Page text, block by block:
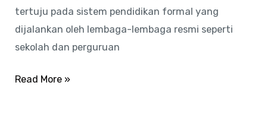
tertuju pada sistem pendidikan formal yang
dijalankan oleh lembaga-lembaga resmi seperti
sekolah dan perguruan
Read More »